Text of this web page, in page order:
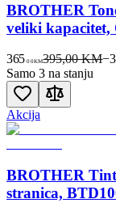
BROTHER
veliki kapacitet,
365 00KM395,00 KM−
Samo 3 na stanju
Akcija
BROTHER
stranica,